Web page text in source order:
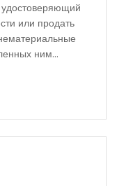
или продать
ним...